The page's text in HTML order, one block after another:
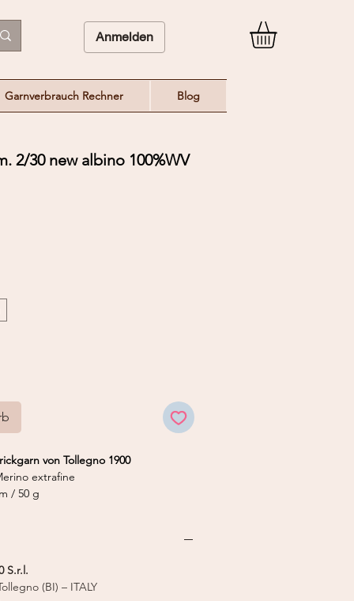
Anmelden
Garnverbrauch Rechner Blog
2/30 new albino 100%WV
von Tollegno 1900
extrafine
/ 50 g
S.r.l.
(BI) – ITALY